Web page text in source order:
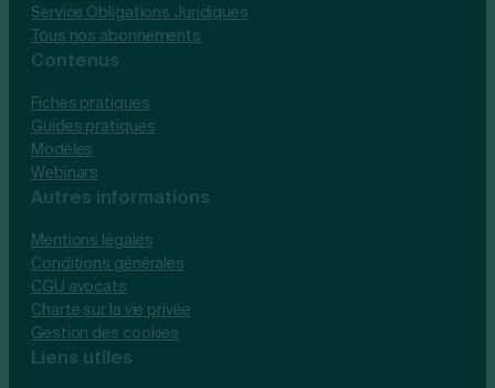
Service Obligations Juridiques
Tous nos abonnements
Contenus
Fiches pratiques
Guides pratiques
Modèles
Webinars
Autres informations
Mentions légales
Conditions générales
CGU avocats
Charte sur la vie privée
Gestion des cookies
Liens utiles